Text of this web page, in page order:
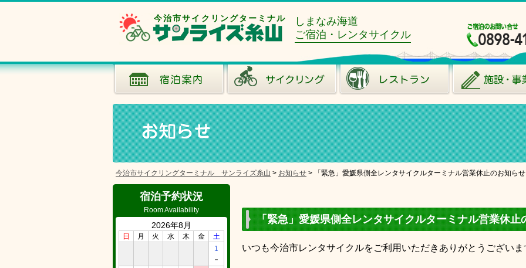
今治市サイクリングターミナル
しまなみ海道
ご宿泊・レンタサイクル
今治市サイクリングターミナル サンライズ糸山 > お知らせ > 「緊急」愛媛県側全レンタサイクルターミナル営業休止のお知らせ
宿泊予約状況
Room Availability
2026年8月
日 月 火 水 木 金
土
1
－
「緊急」愛媛県側全レンタサイクルターミナル営業休止
いつも今治市レンタサイクルをご利用いただきありがとうございま